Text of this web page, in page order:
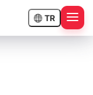
TR